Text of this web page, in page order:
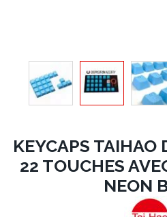
KEYCAPS TAIHAO
22 TOUCHES
NEON